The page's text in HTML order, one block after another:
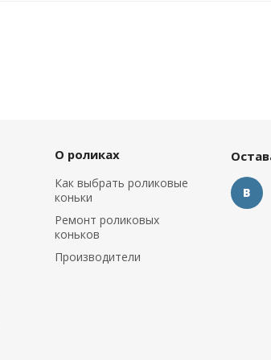
О роликах
Как выбрать роликовые
коньки
Ремонт роликовых
коньков
Производители